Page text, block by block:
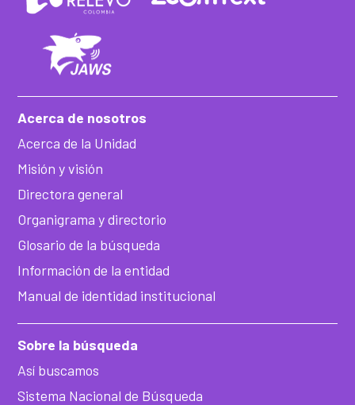
Acerca de nosotros
Acerca de la Unidad
Misión y visión
Directora general
Organigrama y directorio
Glosario de la búsqueda
Información de la entidad
Manual de identidad institucional
Sobre la búsqueda
Así buscamos
Sistema Nacional de Búsqueda